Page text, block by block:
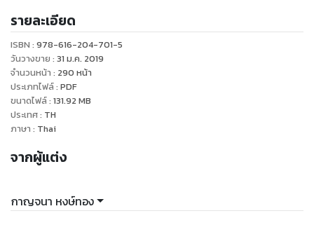
รายละเอียด
ISBN : 978-616-204-701-5
วันวางขาย : 31 ม.ค. 2019
จำนวนหน้า : 290 หน้า
ประเภทไฟล์: PDF
ขนาดไฟล์: 131.92 MB
ประเทศ: TH
ภาษา : Thai
จากผู้แต่ง
กาญจนา หงษ์ทอง